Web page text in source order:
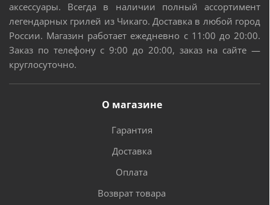
аксессуары. Всегда в наличии полный ассортимент
легендарных грилей из Чикаго. Доставка в любой город
России. Магазин работает ежедневно с 11:00 до 20:00.
Заказ по телефону с 9:00 до 20:00, заказ на сайте —
круглосуточно.
О магазине
Гарантия
Доставка
Оплата
Возврат товара